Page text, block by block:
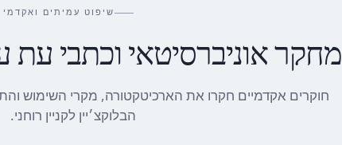
שיפוט עמיתים ואקדמי
מחקר אוניברסיטאי וכתבי
הבלוקצ׳יין לקניין רוחני.